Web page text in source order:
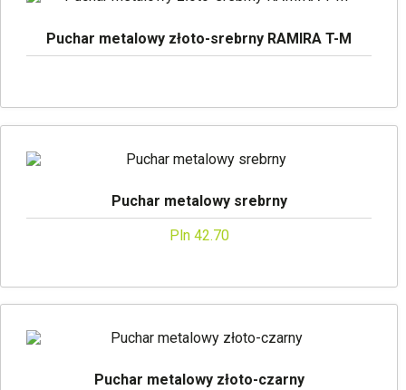
Puchar metalowy złoto-srebrny RAMIRA T-M
Puchar metalowy srebrny
Pln 42.70
Puchar metalowy złoto-czarny